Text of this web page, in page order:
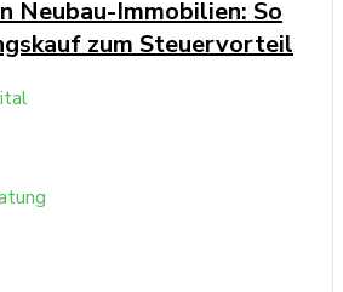
Neubau-Immobilien: So
zum Steuervorteil